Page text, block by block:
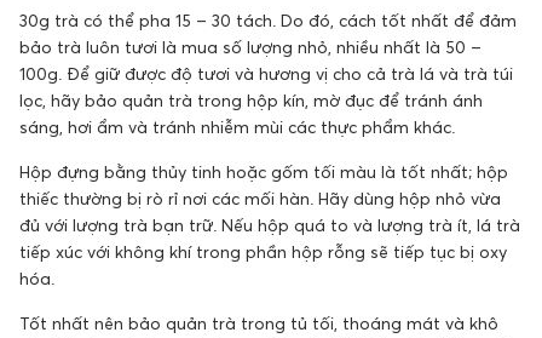
30g trà có thể pha 15 – 30 tách. Do đó, cách tốt nhất để đảm
bảo trà luôn tươi là mua số lượng nhỏ, nhiều nhất là 50 –
100g. Để giữ được độ tươi và hương vị cho cả trà lá và trà túi
lọc, hãy bảo quản trà trong hộp kín, mờ đục để tránh ánh
sáng, hơi ẩm và tránh nhiễm mùi các thực phẩm khác.
Hộp đựng bằng thủy tinh hoặc gốm tối màu là tốt nhất; hộp
thiếc thường bị rò rỉ nơi các mối hàn. Hãy dùng hộp nhỏ vừa
đủ với lượng trà bạn trữ. Nếu hộp quá to và lượng trà ít, lá trà
tiếp xúc với không khí trong phần hộp rỗng sẽ tiếp tục bị oxy
hóa.
Tốt nhất nên bảo quản trà trong tủ tối, thoáng mát và khô